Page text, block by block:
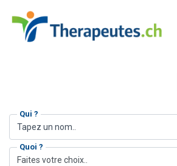
Qui ?
Quoi ?
Faites votre choix..